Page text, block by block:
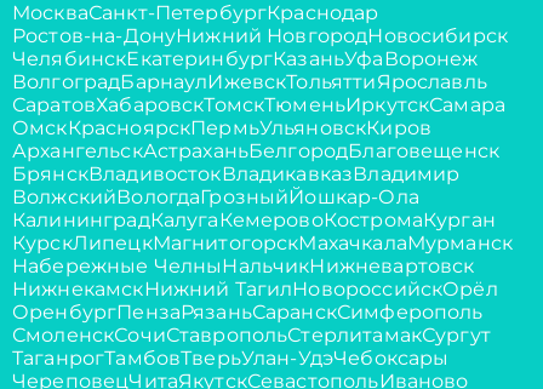
МоскваСанкт-ПетербургКраснодар
Ростов-на-ДонуНижний НовгородНовосибирск
ЧелябинскЕкатеринбургКазаньУфаВоронеж
ВолгоградБарнаулИжевскТольяттиЯрославль
СаратовХабаровскТомскТюменьИркутскСамара
ОмскКрасноярскПермьУльяновскКиров
АрхангельскАстраханьБелгородБлаговещенск
БрянскВладивостокВладикавказВладимир
ВолжскийВологдаГрозныйЙошкар-Ола
КалининградКалугаКемеровоКостромаКурган
КурскЛипецкМагнитогорскМахачкалаМурманск
Набережные ЧелныНальчикНижневартовск
НижнекамскНижний ТагилНовороссийскОрёл
ОренбургПензаРязаньСаранскСимферополь
СмоленскСочиСтавропольСтерлитамакСургут
ТаганрогТамбовТверьУлан-УдэЧебоксары
ЧереповецЧитаЯкутскСевастопольИваново